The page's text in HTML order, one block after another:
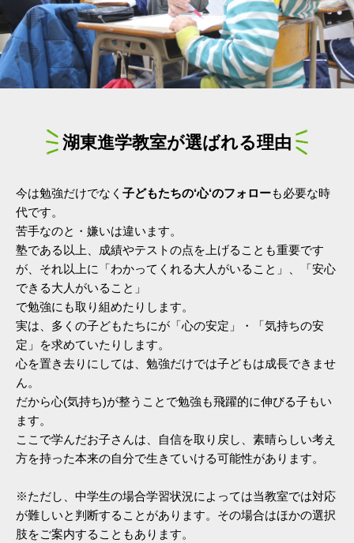
湖東進学教室が選ばれる理由
今は勉強だけでなく 子どもたちの‘心‘のフォローも必要な時
代です。
苦手なのと・嫌いは違います。
塾である以上、成績やテストの点を上げることも重要です
が、それ以上に「わかってくれる大人がいること」、「安心
できる大人がいること」
で勉強にも取り組めたりします。
実は、多くの子どもたちにが「心の安定」・「気持ちの安
定」を求めていたりします。
心を置き去りにしては、勉強だけでは子どもは成長できませ
ん。
だから心(気持ち)が整うことで勉強も飛躍的に伸びる子もい
ます。
ここで学んだお子さんは、自信を取り戻し、素晴らしい考え
方を持った本来の自分で生きていける可能性があります。
※ただし、中学生の場合学習状況によっては当教室では対応
が難しいと判断することがあります。その場合はほかの選択
肢をご案内することもあります。